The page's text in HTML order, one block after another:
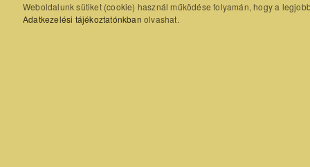
Weboldalunk sütiket (cookie) használ működése folyamán, hogy a
Adatkezelési tájékoztatónkban olvashat.